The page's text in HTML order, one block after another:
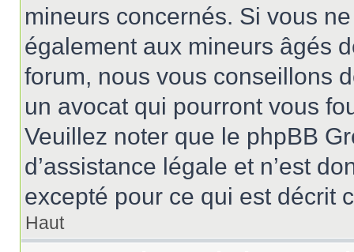
mineurs concernés. Si vous
également aux mineurs âgés
forum, nous vous conseillons
un avocat qui pourront vous
Veuillez noter que le phpBB
d’assistance légale et n’est
excepté pour ce qui est décrit
Haut